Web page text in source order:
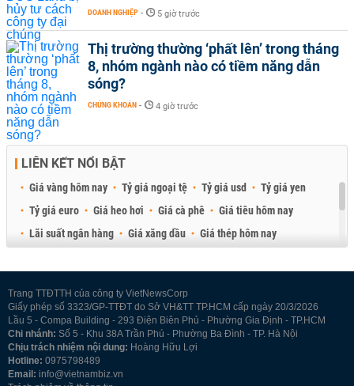
DOANH NGHIỆP - 5 giờ trước
Thị trường thường ‘phất lên’ trong tháng
8, nhóm ngành nào có tiềm năng dẫn
sóng?
CHỨNG KHOÁN - 4 giờ trước
LIÊN KẾT NỔI BẬT
Giá vàng hôm nay Tỷ giá ngoại tệ Tỷ giá usd
Tỷ giá yen
Tỷ giá euro
Giá heo hơi Giá cà phê
Giá tiêu hôm nay
Lãi suất ngân hàng
Giá xăng dầu
Giá thép hôm nay
Trang TTĐTTH của công ty VietNewsCorp
Giấy phép số 3323/GP-TTĐT do Sở VH&TT TP.HCM cấp ngày 20/3/2026
Lầu 5 - Compa Building - 293 Điện Biên Phủ - Phường Gia Định - TP.HCM
Chi nhánh: Số 5 - Khu 38A Trần Phú - Phường Ba Đình - TP. Hà Nội
Chịu trách nhiệm nội dung: Hoàng Hữu Lợi
Hotline: 0975798489
Email: info@vietnambiz.vn